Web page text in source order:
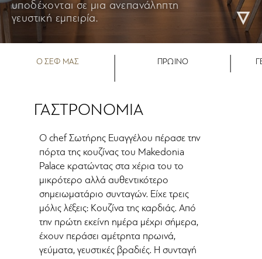
υποδέχονται σε μια ανεπανάληπτη
γευστική εμπειρία.
Ο ΣΕΦ ΜΑΣ ΠΡΩΙΝΟ
ΓΑΣΤΡΟΝΟΜΙΑ
Ο chef Σωτήρης Ευαγγέλου πέρασε την
πόρτα της κουζίνας του Makedonia
Palace κρατώντας στα χέρια του το
μικρότερο αλλά αυθεντικότερο
σημειωματάριο συνταγών. Είχε τρεις
μόλις λέξεις: Κουζίνα της καρδιάς. Από
την πρώτη εκείνη ημέρα μέχρι σήμερα,
έχουν περάσει αμέτρητα πρωινά,
γεύματα, γευστικές βραδιές. Η συνταγή